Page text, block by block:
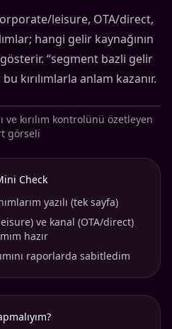
leisure, OTA/direct,
hangi gelir kaynağının
“segment bazli gelir
kırılımlarla anlam kazanır.
ve kırılım kontrolünü özetleyen
görseli
Check
yazılı (tek sayfa)
ve kanal (OTA/direct)
hazır
raporlarda sabitledim